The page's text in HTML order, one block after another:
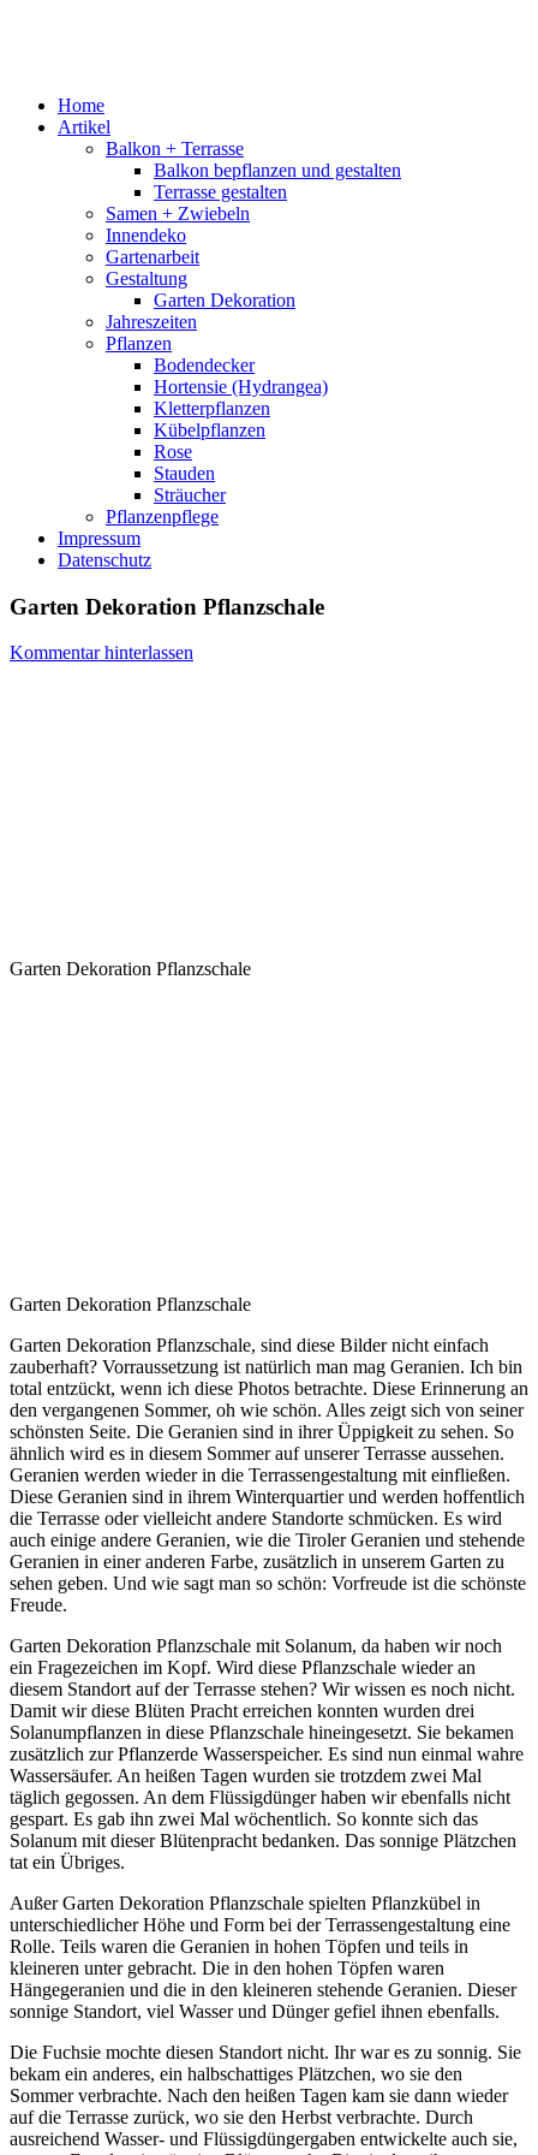
Home
Artikel
Balkon + Terrasse
Balkon bepflanzen und gestalten
Terrasse gestalten
Samen + Zwiebeln
Innendeko
Gartenarbeit
Gestaltung
Garten Dekoration
Jahreszeiten
Pflanzen
Bodendecker
Hortensie (Hydrangea)
Kletterpflanzen
Kübelpflanzen
Rose
Stauden
Sträucher
Pflanzenpflege
Impressum
Datenschutz
Garten Dekoration Pflanzschale
Kommentar hinterlassen
Garten Dekoration Pflanzschale
Garten Dekoration Pflanzschale
Garten Dekoration Pflanzschale, sind diese Bilder nicht einfach
zauberhaft? Vorraussetzung ist natürlich man mag Geranien. Ich bin
total entzückt, wenn ich diese Photos betrachte. Diese Erinnerung an
den vergangenen Sommer, oh wie schön. Alles zeigt sich von seiner
schönsten Seite. Die Geranien sind in ihrer Üppigkeit zu sehen. So
ähnlich wird es in diesem Sommer auf unserer Terrasse aussehen.
Geranien werden wieder in die Terrassengestaltung mit einfließen.
Diese Geranien sind in ihrem Winterquartier und werden hoffentlich
die Terrasse oder vielleicht andere Standorte schmücken. Es wird
auch einige andere Geranien, wie die Tiroler Geranien und stehende
Geranien in einer anderen Farbe, zusätzlich in unserem Garten zu
sehen geben. Und wie sagt man so schön: Vorfreude ist die schönste
Freude.
Garten Dekoration Pflanzschale mit Solanum, da haben wir noch
ein Fragezeichen im Kopf. Wird diese Pflanzschale wieder an
diesem Standort auf der Terrasse stehen? Wir wissen es noch nicht.
Damit wir diese Blüten Pracht erreichen konnten wurden drei
Solanumpflanzen in diese Pflanzschale hineingesetzt. Sie bekamen
zusätzlich zur Pflanzerde Wasserspeicher. Es sind nun einmal wahre
Wassersäufer. An heißen Tagen wurden sie trotzdem zwei Mal
täglich gegossen. An dem Flüssigdünger haben wir ebenfalls nicht
gespart. Es gab ihn zwei Mal wöchentlich. So konnte sich das
Solanum mit dieser Blütenpracht bedanken. Das sonnige Plätzchen
tat ein Übriges.
Außer Garten Dekoration Pflanzschale spielten Pflanzkübel in
unterschiedlicher Höhe und Form bei der Terrassengestaltung eine
Rolle. Teils waren die Geranien in hohen Töpfen und teils in
kleineren unter gebracht. Die in den hohen Töpfen waren
Hängegeranien und die in den kleineren stehende Geranien. Dieser
sonnige Standort, viel Wasser und Dünger gefiel ihnen ebenfalls.
Die Fuchsie mochte diesen Standort nicht. Ihr war es zu sonnig. Sie
bekam ein anderes, ein halbschattiges Plätzchen, wo sie den
Sommer verbrachte. Nach den heißen Tagen kam sie dann wieder
auf die Terrasse zurück, wo sie den Herbst verbrachte. Durch
ausreichend Wasser- und Flüssigdüngergaben entwickelte auch sie,